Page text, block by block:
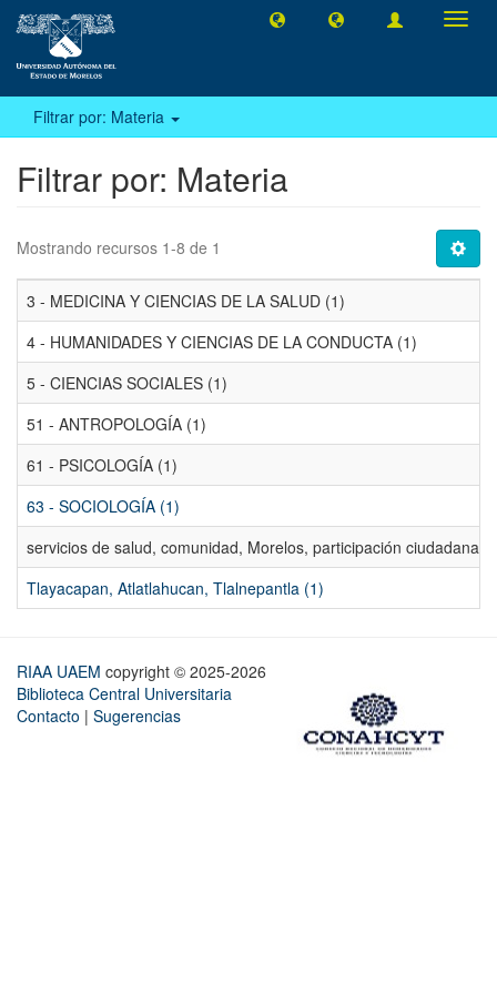
Filtrar por: Materia
Filtrar por: Materia
Mostrando recursos 1-8 de 1
3 - MEDICINA Y CIENCIAS DE LA SALUD (1)
4 - HUMANIDADES Y CIENCIAS DE LA CONDUCTA (1)
5 - CIENCIAS SOCIALES (1)
51 - ANTROPOLOGÍA (1)
61 - PSICOLOGÍA (1)
63 - SOCIOLOGÍA (1)
servicios de salud, comunidad, Morelos, participación
Tlayacapan, Atlatlahucan, Tlalnepantla (1)
RIAA UAEM copyright © 2025-2026
Biblioteca Central Universitaria
Contacto | Sugerencias